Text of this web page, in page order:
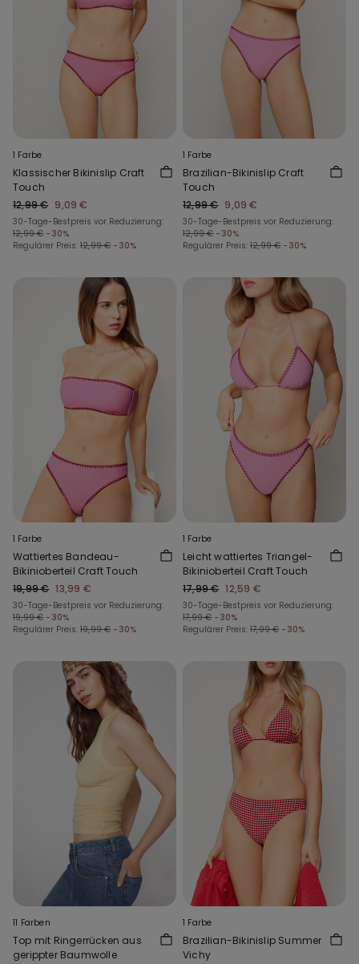
1 Farbe
Klassischer Bikinislip Craft
Touch
12,99 € 9,09 €
30-Tage-Bestpreis vor Reduzierung:
12,99 € -30%
Regulärer Preis: 12,99 € -30%
1 Farbe
Brazilian-Bikinislip Craft
Touch
12,99 € 9,09 €
30-Tage-Bestpreis vor Reduzierung:
12,99 € -30%
Regulärer Preis: 12,99 € -30%
1 Farbe
Wattiertes Bandeau-
Bikinioberteil Craft Touch
19,99 € 13,99 €
30-Tage-Bestpreis vor Reduzierung:
19,99 € -30%
Regulärer Preis: 19,99 € -30%
1 Farbe
Leicht wattiertes Triangel-
Bikinioberteil Craft Touch
17,99 € 12,59 €
30-Tage-Bestpreis vor Reduzierung:
17,99 € -30%
Regulärer Preis: 17,99 € -30%
11 Farben
Top mit Ringerrücken aus
gerippter Baumwolle
1 Farbe
Brazilian-Bikinislip Summer
Vichy